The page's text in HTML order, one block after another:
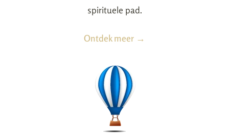
spirituele pad.
Ontdek meer →